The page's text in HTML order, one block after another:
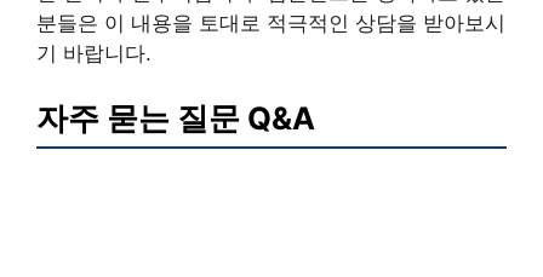
분들은 이 내용을 토대로 적극적인 상담을 받아보시
기 바랍니다.
자주 묻는 질문 Q&A